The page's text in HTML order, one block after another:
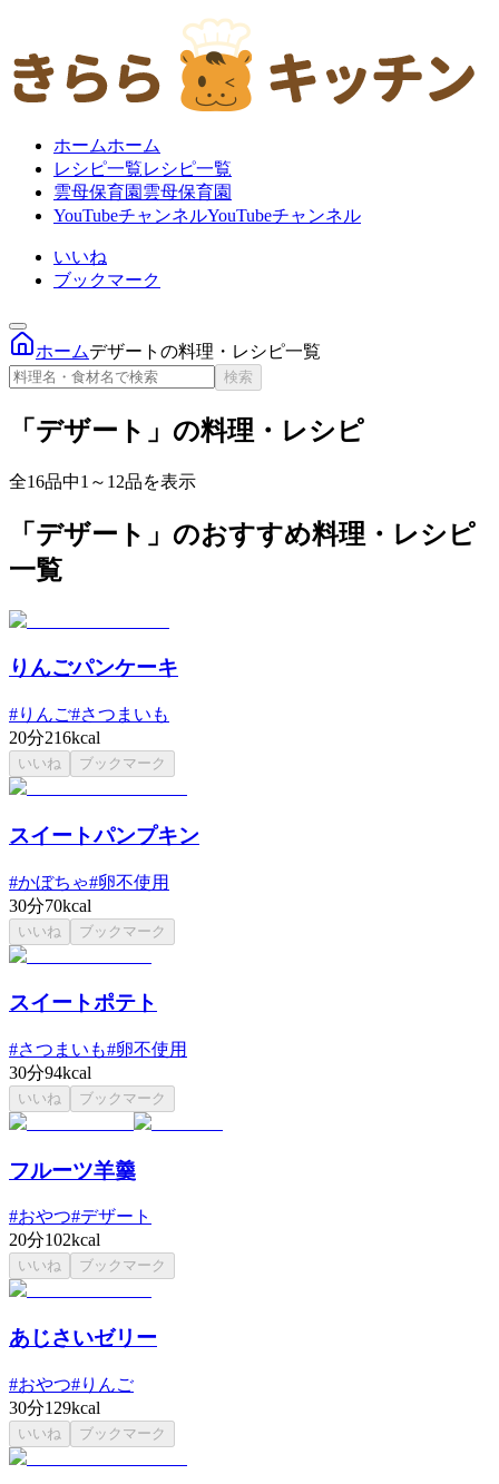
ホームホーム
レシピ一覧レシピ一覧
雲母保育園 雲母保育園
YouTubeチャンネルYouTubeチャンネル
いいね
ブックマーク
ホームデザートの料理・レシピ一覧
検索
「デザート」の料理・レシピ
全16品中1～12品を表示
「デザート」のおすすめ料理・レシピ
一覧
りんごパンケーキ
#りんご#さつまいも
20分216kcal
いいね ブックマーク
スイートパンプキン
#かぼちゃ#卵不使用
30分70kcal
いいね ブックマーク
スイートポテト
#さつまいも#卵不使用
30分94kcal
いいね ブックマーク
フルーツ羊羹
#おやつ#デザート
20分102kcal
いいね ブックマーク
あじさいゼリー
#おやつ#りんご
30分129kcal
いいね ブックマーク